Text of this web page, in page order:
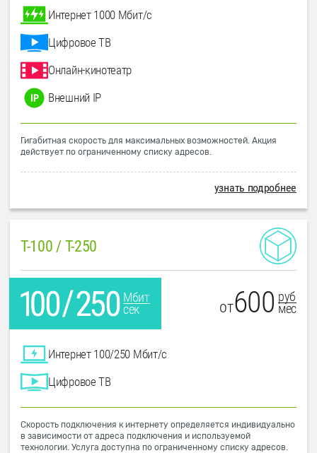
Интернет 1000 Мбит/с
Цифровое ТВ
Онлайн-кинотеатр
Внешний IP
Гигабитная скорость для максимальных возможностей. Акция
действует по ограниченному списку адресов.
узнать подробнее
T-100 / T-250
Мбит
сек
от600 руб
мес
Интернет 100/250 Мбит/с
Цифровое ТВ
Скорость подключения к интернету определяется индивидуально
в зависимости от адреса подключения и используемой
технологии. Услуга доступна по ограниченному списку адресов.